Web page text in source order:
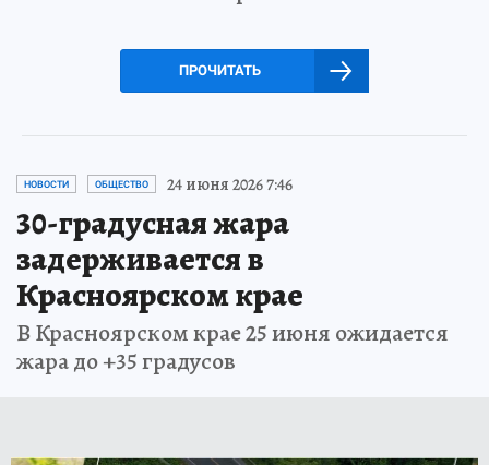
ПРОЧИТАТЬ
НОВОСТИ ОБЩЕСТВО 24 июня 2026 7:46
30-градусная жара
задерживается в
Красноярском крае
В Красноярском крае 25 июня ожидается
жара до +35 градусов